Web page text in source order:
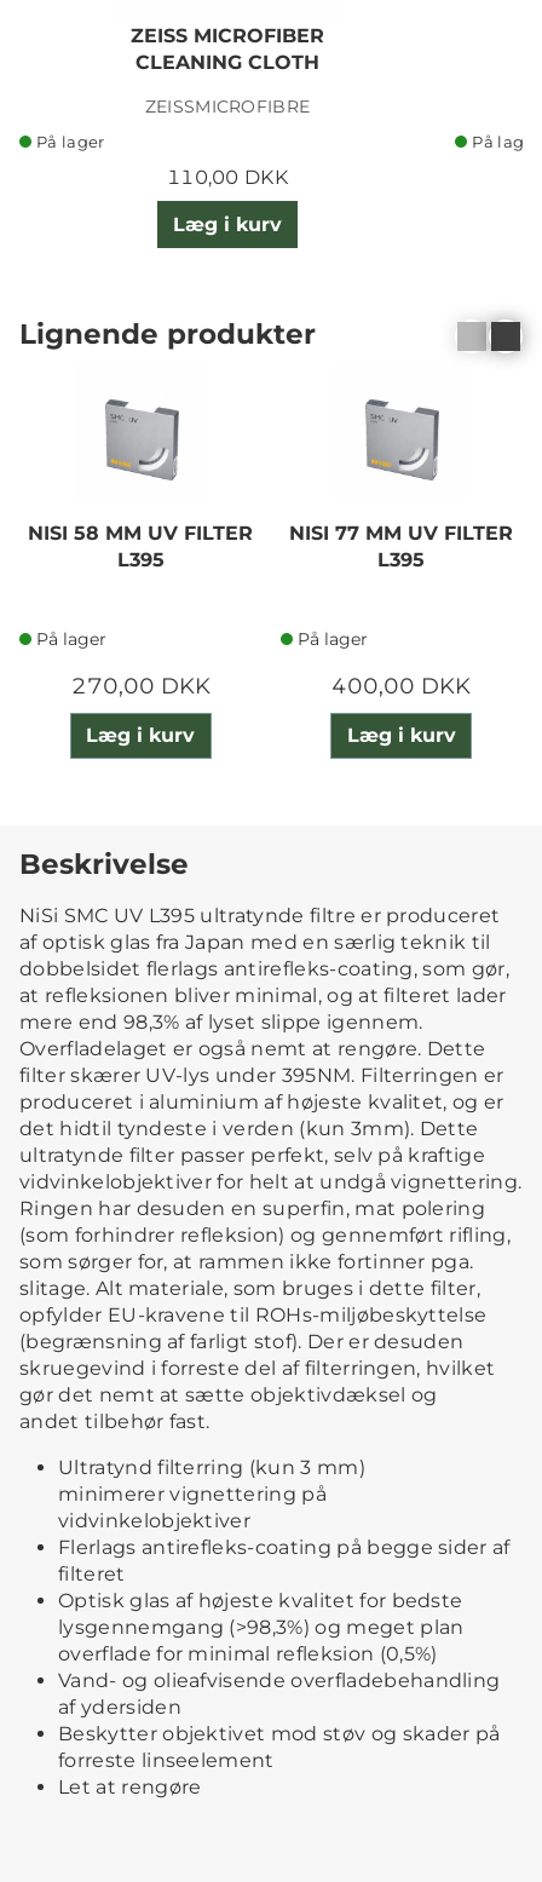
ZEISS MICROFIBER
CLEANING CLOTH
ZEISSMICROFIBRE
På lager
110,00 DKK
Læg i kurv
På lager
Lignende produkter
NISI 58 MM UV FILTER
L395
På lager
270,00 DKK
Læg i kurv
NISI 77 MM UV FILTER
L395
På lager
400,00 DKK
Læg i kurv
Beskrivelse
NiSi SMC UV L395 ultratynde filtre er produceret
af optisk glas fra Japan med en særlig teknik til
dobbelsidet flerlags antirefleks-coating, som gør,
at refleksionen bliver minimal, og at filteret lader
mere end 98,3% af lyset slippe igennem.
Overfladelaget er også nemt at rengøre. Dette
filter skærer UV-lys under 395NM. Filterringen er
produceret i aluminium af højeste kvalitet, og er
det hidtil tyndeste i verden (kun 3mm). Dette
ultratynde filter passer perfekt, selv på kraftige
vidvinkelobjektiver for helt at undgå vignettering.
Ringen har desuden en superfin, mat polering
(som forhindrer refleksion) og gennemført rifling,
som sørger for, at rammen ikke fortinner pga.
slitage. Alt materiale, som bruges i dette filter,
opfylder EU-kravene til ROHs-miljøbeskyttelse
(begrænsning af farligt stof). Der er desuden
skruegevind i forreste del af filterringen, hvilket
gør det nemt at sætte objektivdæksel og
andet tilbehør fast.
Ultratynd filterring (kun 3 mm)
minimerer vignettering på
vidvinkelobjektiver
Flerlags antirefleks-coating på begge sider af
filteret
Optisk glas af højeste kvalitet for bedste
lysgennemgang (>98,3%) og meget plan
overflade for minimal refleksion (0,5%)
Vand- og olieafvisende overfladebehandling
af ydersiden
Beskytter objektivet mod støv og skader på
forreste linseelement
Let at rengøre